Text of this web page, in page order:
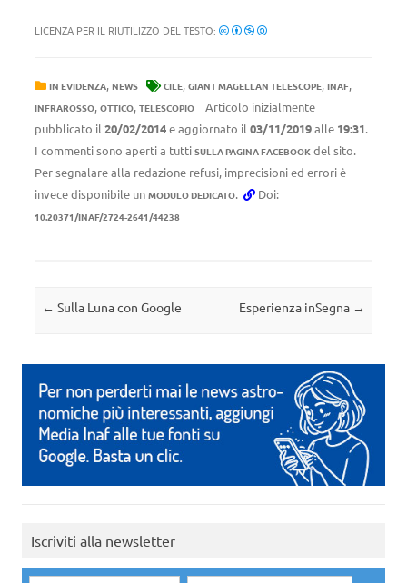
LICENZA PER IL RIUTILIZZO DEL TESTO:
IN EVIDENZA, NEWS CILE, GIANT MAGELLAN TELESCOPE, INAF,
INFRAROSSO, OTTICO, TELESCOPIO
Articolo inizialmente
pubblicato il 20/02/2014e aggiornato il 03/11/2019alle 19:31.
I commenti sono aperti a tutti SULLA PAGINA FACEBOOK del sito.
Per segnalare alla redazione refusi, imprecisioni ed errori è
invece disponibile un MODULO DEDICATO. Doi:
10.20371/INAF/2724-2641/44238
Navigazione articolo
← Sulla Luna con Google Esperienza inSegna →
Iscriviti alla newsletter